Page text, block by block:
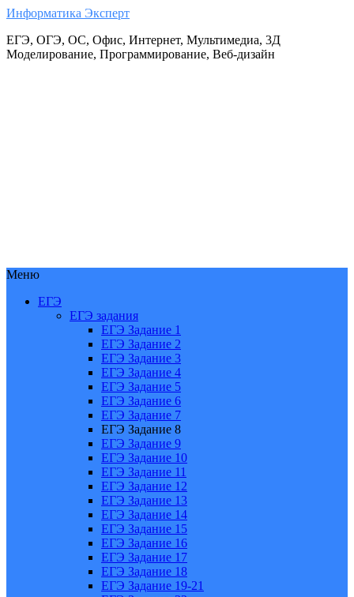
Информатика Эксперт
ЕГЭ, ОГЭ, ОС, Офис, Интернет, Мультимедиа, 3Д
Моделирование, Программирование, Веб-дизайн
Меню
ЕГЭ
ЕГЭ задания
ЕГЭ Задание 1
ЕГЭ Задание 2
ЕГЭ Задание 3
ЕГЭ Задание 4
ЕГЭ Задание 5
ЕГЭ Задание 6
ЕГЭ Задание 7
ЕГЭ Задание 8
ЕГЭ Задание 9
ЕГЭ Задание 10
ЕГЭ Задание 11
ЕГЭ Задание 12
ЕГЭ Задание 13
ЕГЭ Задание 14
ЕГЭ Задание 15
ЕГЭ Задание 16
ЕГЭ Задание 17
ЕГЭ Задание 18
ЕГЭ Задание 19-21